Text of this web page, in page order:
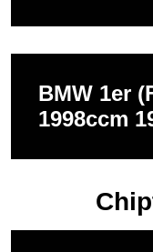
BMW 1er
1998ccm